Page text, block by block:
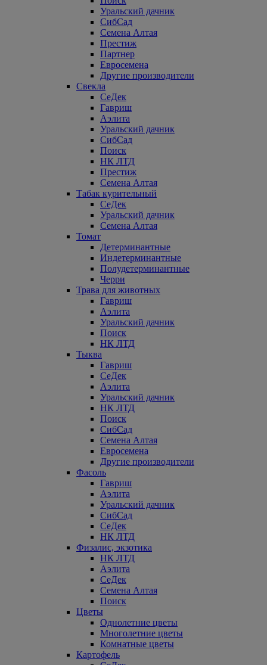
Уральский дачник
СибСад
Семена Алтая
Престиж
Партнер
Евросемена
Другие производители
Свекла
СеДек
Гавриш
Аэлита
Уральский дачник
СибСад
Поиск
НК ЛТД
Престиж
Семена Алтая
Табак курительный
СеДек
Уральский дачник
Семена Алтая
Томат
Детерминантные
Индетерминантные
Полудетерминантные
Черри
Трава для животных
Гавриш
Аэлита
Уральский дачник
Поиск
НК ЛТД
Тыква
Гавриш
СеДек
Аэлита
Уральский дачник
НК ЛТД
Поиск
СибСад
Семена Алтая
Евросемена
Другие производители
Фасоль
Гавриш
Аэлита
Уральский дачник
СибСад
СеДек
НК ЛТД
Физалис, экзотика
НК ЛТД
Аэлита
СеДек
Семена Алтая
Поиск
Цветы
Однолетние цветы
Многолетние цветы
Комнатные цветы
Картофель